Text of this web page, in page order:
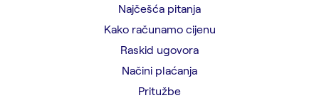
Najčešća pitanja
Kako računamo cijenu
Raskid ugovora
Načini plaćanja
Pritužbe